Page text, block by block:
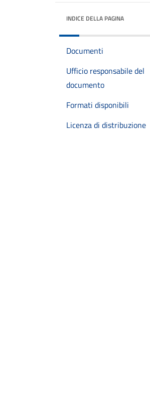
INDICE DELLA PAGINA
Documenti
Ufficio responsabile del
documento
Formati disponibili
Licenza di distribuzione